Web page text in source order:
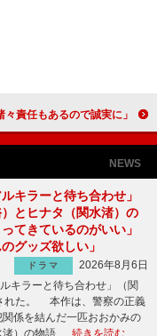
タフさだけが私の取り柄」 「２１歳は諸々責任もあるので誠実に」
NEWS
キラーと待ち合わせ」
）とヒナタ（関水渚）の
てきているのがいい」
グッズ欲しい」
ドラマ
2026年8月6日
キラーと待ち合わせ」（関
れた。 本作は、警察の正義
係を結んだ一匹おおかみの
渚）の物語 … 続きを読む